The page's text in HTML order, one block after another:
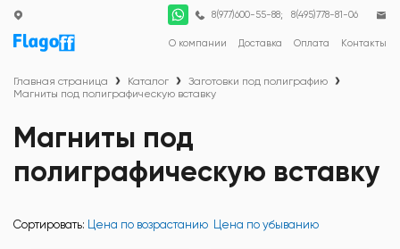
О компании Доставка Оплата Контакты
8(977)600-55-88; 8(495)778-81-06
Главная страница Каталог
Заготовки под полиграфию
Магниты под полиграфическую вставку
Магниты под
полиграфическую вставку
Сортировать: Цена по возрастанию Цена по убыванию